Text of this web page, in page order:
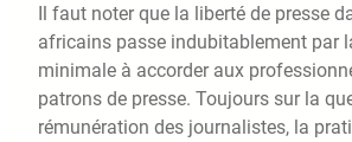
Il faut noter que la liberté de presse
africains passe indubitablement par
minimale à accorder aux
patrons de presse. Toujours sur la
rémunération des journalistes, la